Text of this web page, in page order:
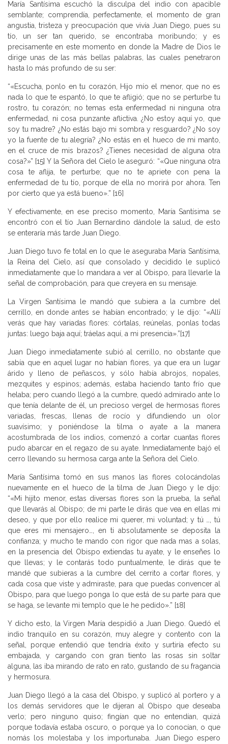
María Santísima escuchó la disculpa del indio con apacible
semblante; comprendía, perfectamente, el momento de gran
angustia, tristeza y preocupación que vivía Juan Diego, pues su
tío, un ser tan querido, se encontraba moribundo; y es
precisamente en este momento en donde la Madre de Dios le
dirige unas de las más bellas palabras, las cuales penetraron
hasta lo más profundo de su ser:
“«Escucha, ponlo en tu corazón, Hijo mío el menor, que no es
nada lo que te espantó, lo que te afligió; que no se perturbe tu
rostro, tu corazón; no temas esta enfermedad ni ninguna otra
enfermedad, ni cosa punzante aflictiva. ¿No estoy aquí yo, que
soy tu madre? ¿No estás bajo mi sombra y resguardo? ¿No soy
yo la fuente de tu alegría? ¿No estás en el hueco de mi manto,
en el cruce de mis brazos? ¿Tienes necesidad de alguna otra
cosa?»” [15] Y la Señora del Cielo le aseguró: “«Que ninguna otra
cosa te aflija, te perturbe; que no te apriete con pena la
enfermedad de tu tío, porque de ella no morirá por ahora. Ten
por cierto que ya está bueno».” [16]
Y efectivamente, en ese preciso momento, María Santísima se
encontró con el tío Juan Bernardino dándole la salud, de esto
se enteraría más tarde Juan Diego.
Juan Diego tuvo fe total en lo que le aseguraba María Santísima,
la Reina del Cielo, así que consolado y decidido le suplicó
inmediatamente que lo mandara a ver al Obispo, para llevarle la
señal de comprobación, para que creyera en su mensaje.
La Virgen Santísima le mandó que subiera a la cumbre del
cerrillo, en donde antes se habían encontrado; y le dijo: “«Allí
verás que hay variadas flores: córtalas, reúnelas, ponlas todas
juntas: luego baja aquí; tráelas aquí, a mi presencia».”[17]
Juan Diego inmediatamente subió al cerrillo, no obstante que
sabía que en aquel lugar no habían flores, ya que era un lugar
árido y lleno de peñascos, y sólo había abrojos, nopales,
mezquites y espinos; además, estaba haciendo tanto frío que
helaba; pero cuando llegó a la cumbre, quedó admirado ante lo
que tenía delante de él, un precioso vergel de hermosas flores
variadas, frescas, llenas de rocío y difundiendo un olor
suavísimo; y poniéndose la tilma o ayate a la manera
acostumbrada de los indios, comenzó a cortar cuantas flores
pudo abarcar en el regazo de su ayate. Inmediatamente bajó el
cerro llevando su hermosa carga ante la Señora del Cielo.
María Santísima tomó en sus manos las flores colocándolas
nuevamente en el hueco de la tilma de Juan Diego y le dijo:
“«Mi hijito menor, estas diversas flores son la prueba, la señal
que llevarás al Obispo; de mi parte le dirás que vea en ellas mi
deseo, y que por ello realice mi querer, mi voluntad; y tú …, tú
que eres mi mensajero…, en ti absolutamente se deposita la
confianza; y mucho te mando con rigor que nada mas a solas,
en la presencia del Obispo extiendas tu ayate, y le enseñes lo
que llevas; y le contarás todo puntualmente, le dirás que te
mandé que subieras a la cumbre del cerrito a cortar flores, y
cada cosa que viste y admiraste, para que puedas convencer al
Obispo, para que luego ponga lo que está de su parte para que
se haga, se levante mi templo que le he pedido».” [18]
Y dicho esto, la Virgen María despidió a Juan Diego. Quedó el
indio tranquilo en su corazón, muy alegre y contento con la
señal, porque entendió que tendría éxito y surtiría efecto su
embajada, y cargando con gran tiento las rosas sin soltar
alguna, las iba mirando de rato en rato, gustando de su fragancia
y hermosura.
Juan Diego llegó a la casa del Obispo, y suplicó al portero y a
los demás servidores que le dijeran al Obispo que deseaba
verlo; pero ninguno quiso; fingían que no entendían, quizá
porque todavía estaba oscuro, o porque ya lo conocían, o que
nomás los molestaba y los importunaba. Juan Diego espero